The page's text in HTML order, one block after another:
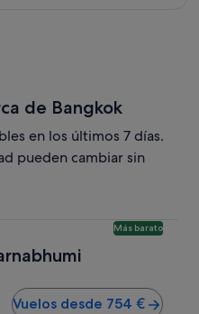
de Bangkok
en los últimos 7 días.
pueden cambiar sin
Más barato
Vuelos desde 754 €